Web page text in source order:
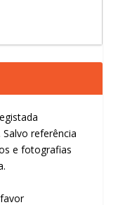
referência
e fotografias